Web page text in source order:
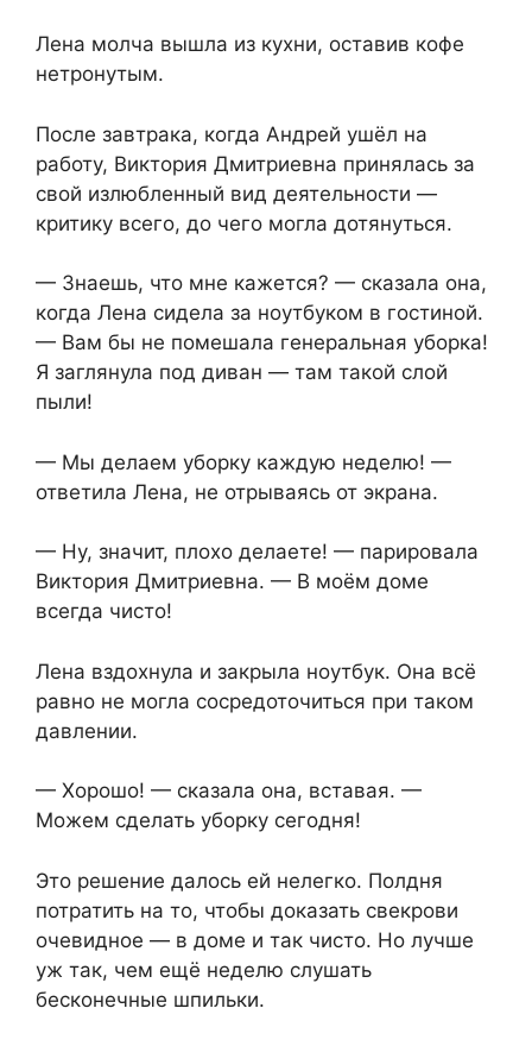
Лена молча вышла из кухни, оставив кофе
нетронутым.
После завтрака, когда Андрей ушёл на
работу, Виктория Дмитриевна принялась за
свой излюбленный вид деятельности —
критику всего, до чего могла дотянуться.
— Знаешь, что мне кажется? — сказала она,
когда Лена сидела за ноутбуком в гостиной.
— Вам бы не помешала генеральная уборка!
Я заглянула под диван — там такой слой
пыли!
— Мы делаем уборку каждую неделю! —
ответила Лена, не отрываясь от экрана.
— Ну, значит, плохо делаете! — парировала
Виктория Дмитриевна. — В моём доме
всегда чисто!
Лена вздохнула и закрыла ноутбук. Она всё
равно не могла сосредоточиться при таком
давлении.
— Хорошо! — сказала она, вставая. —
Можем сделать уборку сегодня!
Это решение далось ей нелегко. Полдня
потратить на то, чтобы доказать свекрови
очевидное — в доме и так чисто. Но лучше
уж так, чем ещё неделю слушать
бесконечные шпильки.